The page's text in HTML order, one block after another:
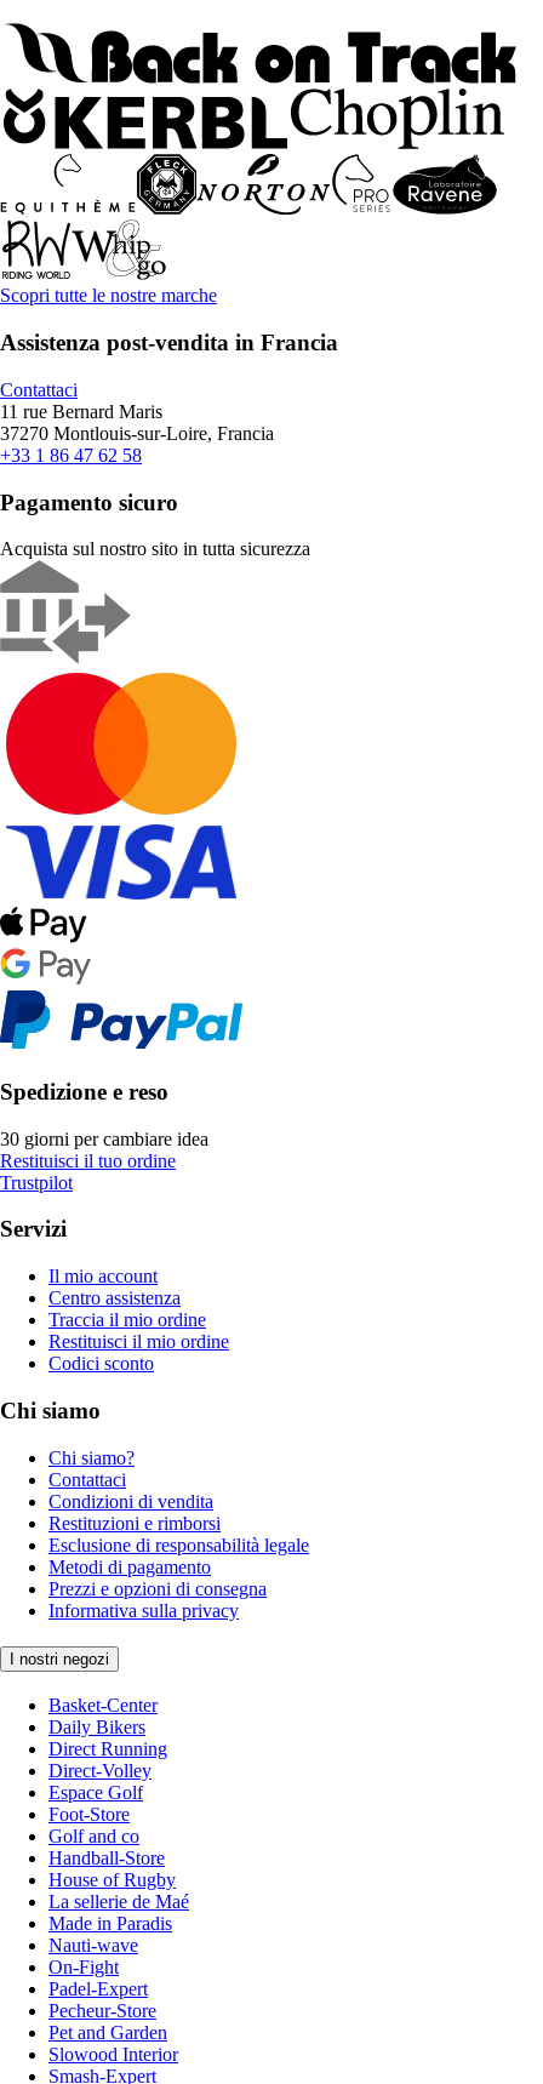
Scopri tutte le nostre marche
Assistenza post-vendita in Francia
Contattaci
11 rue Bernard Maris
37270 Montlouis-sur-Loire, Francia
+33 1 86 47 62 58
Pagamento sicuro
Acquista sul nostro sito in tutta sicurezza
Spedizione e reso
30 giorni per cambiare idea
Restituisci il tuo ordine
Trustpilot
Servizi
Il mio account
Centro assistenza
Traccia il mio ordine
Restituisci il mio ordine
Codici sconto
Chi siamo
Chi siamo?
Contattaci
Condizioni di vendita
Restituzioni e rimborsi
Esclusione di responsabilità legale
Metodi di pagamento
Prezzi e opzioni di consegna
Informativa sulla privacy
I nostri negozi
Basket-Center
Daily Bikers
Direct Running
Direct-Volley
Espace Golf
Foot-Store
Golf and co
Handball-Store
House of Rugby
La sellerie de Maé
Made in Paradis
Nauti-wave
On-Fight
Padel-Expert
Pecheur-Store
Pet and Garden
Slowood Interior
Smash-Expert